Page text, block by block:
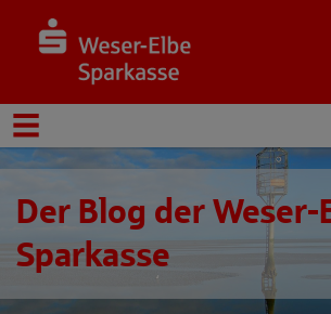
Der Blog der Weser-
Sparkasse